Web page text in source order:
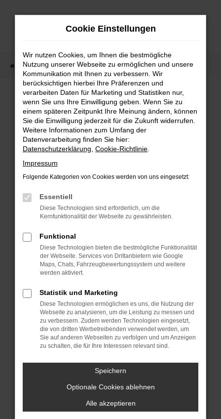
Zum
Startseite Fahrzeugangebote Fahrzeugmarkt
Fahrzeugmarkt
Fehler: Network Error
Beim Laden ist ein Fehler aufgetreten.
Hier sind ein paar Tipps, die dir helfen können:
Überprüfe deine Firewall und deine
Internetverbindung.
deine Suchmaschine?
Prüfe deine Browsererweiterungen.
Manche Erweiterungen, wie Werbeblocker,
können das Laden bestimmter Seiten
anderen Browser oder in einem privaten
Fenster?
Starte dein Gerät neu.
Das kann manchmal helfen,
vorübergehende Probleme zu beheben.
Stelle sicher, dass dein Browser und dein
Betriebssystem auf dem neuesten Stand
Veraltete Software birgt nicht nur ein
Sicherheitsrisiko, sondern kann auch dazu
Cookie Einstellungen
Wir nutzen Cookies, um Ihnen die bestmögliche
Nutzung unserer Webseite zu ermöglichen und unsere
Kommunikation mit Ihnen zu verbessern. Wir
berücksichtigen hierbei Ihre Präferenzen und
verarbeiten Daten für Marketing und Statistiken nur,
wenn Sie uns Ihre Einwilligung geben. Wenn Sie zu
einem späteren Zeitpunkt Ihre Meinung ändern, können
Sie die Einwilligung jederzeit für die Zukunft widerrufen.
Weitere Informationen zum Umfang der
Datenverarbeitung finden Sie hier:
Datenschutzerklärung Cookie-Richtlinie
Impressum
Folgende Kategorien von Cookies werden von uns eingesetzt:
Essentiell
Diese Technologien sind erforderlich, um die
Kernfunktionalität der Webseite zu gewährleisten.
Funktional
Diese Technologien bieten die bestmögliche Funktionalität
der Webseite. Services von Drittanbietern wie Google
Maps, Chats, Fahrzeugbewertungssystem und weitere
werden aktiviert.
Statistik und Marketing
Diese Technologien ermöglichen es uns, die Nutzung der
Webseite zu analysieren, um die Leistung zu messen und
zu verbessern. Zudem werden Technologien eingesetzt,
die von dritten Werbetreibenden verwendet werden, um
Sie auf anderen Webseiten zu verfolgen und um Anzeigen
zu schalten, die für Ihre Interessen relevant sind.
Speichern
Optionale Cookies ablehnen
Alle akzeptieren